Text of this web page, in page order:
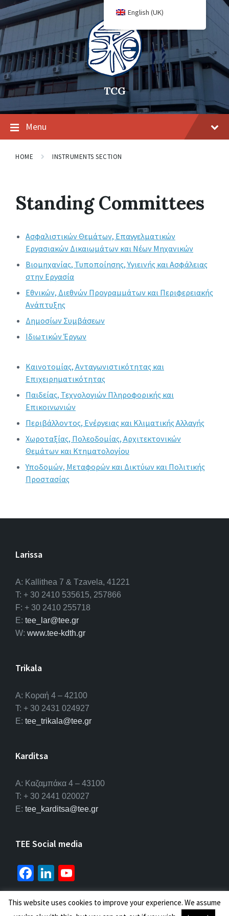
TCG
Menu
HOME INSTRUMENTS SECTION
Standing Committees
Ασφαλιστικών Θεμάτων, Επαγγελματικών
Εργασιακών Δικαιωμάτων και Νέων Μηχανικών
Βιομηχανίας, Τυποποίησης, Υγιεινής και Ασφάλειας
στην Εργασία
Εθνικών, Διεθνών Προγραμμάτων και Περιφερειακής
Ανάπτυξης
Δημοσίων Συμβάσεων
Ιδιωτικών Έργων
Καινοτομίας, Ανταγωνιστικότητας και
Επιχειρηματικότητας
Παιδείας, Τεχνολογιών Πληροφορικής και
Επικοινωνιών
Περιβάλλοντος, Ενέργειας και Κλιματικής Αλλαγής
Χωροταξίας, Πολεοδομίας, Αρχιτεκτονικών
Θεμάτων και Κτηματολογίου
Υποδομών, Μεταφορών και Δικτύων και Πολιτικής
Προστασίας
Larissa
A: Kallithea 7 & Tzavela, 41221
T: + 30 2410 535615, 257866
F: + 30 2410 255718
E: tee_lar@tee.gr
W: www.tee-kdth.gr
Trikala
Α: Κοραή 4 – 42100
T: + 30 2431 024927
E: tee_trikala@tee.gr
Karditsa
A: Καζαμπάκα 4 – 43100
T: + 30 2441 020027
E: tee_karditsa@tee.gr
TEE Social media
Fa
ce
b
Li
n
ke
u
T
© 2026 ΤΕΕ |Πολιτική προσωπικών δεδομένων
This website uses cookies to improve your experience. We assume
English (UK)